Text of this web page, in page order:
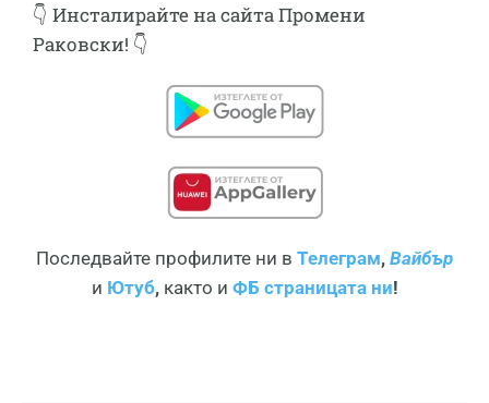
👇 Инсталирайтена сайта Промени
Раковски! 👇
Последвайте профилите ни в Телеграм, Вайбър
и Ютуб, както и ФБ страницата ни!